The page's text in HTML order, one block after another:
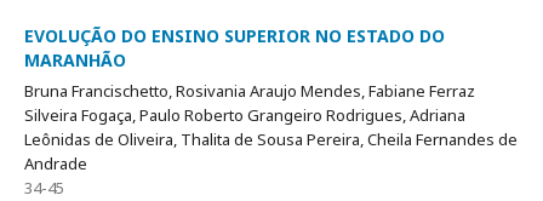
EVOLUÇÃO DO ENSINO SUPERIOR NO ESTADO DO
MARANHÃO
Bruna Francischetto, Rosivania Araujo Mendes, Fabiane Ferraz
Silveira Fogaça, Paulo Roberto Grangeiro Rodrigues, Adriana
Leônidas de Oliveira, Thalita de Sousa Pereira, Cheila Fernandes de
Andrade
34-45